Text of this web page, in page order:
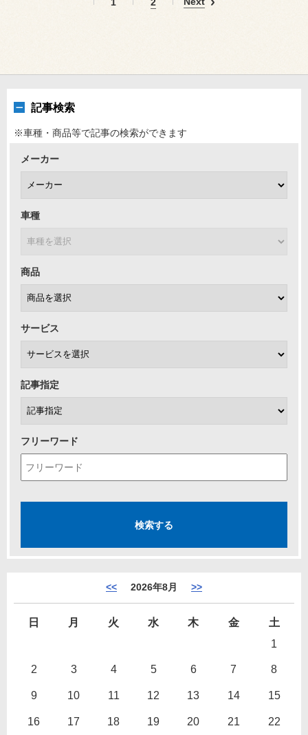
記事検索
※車種・商品等で記事の検索ができます
メーカー
車種
商品
サービス
記事指定
フリーワード
<< 2026年8月 >>
日 月 火 水 木 金
土
1
2 3 4 5 6 7 8
9 10 11 12 13 14 15
16 17 18 19 20 21 22